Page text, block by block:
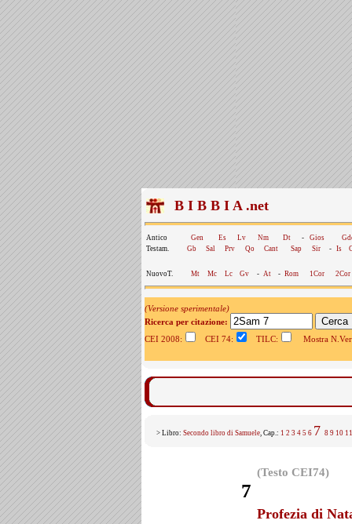
B I B B I A .net
Antico Gen Es Lv Nm Dt - Gios
Testam.
Gb Sal Prv Qo Cant Sap Sir - Is
NuovoT. Mt Mc Lc Gv - At - Rom 1Cor 2Cor
(Versione sperimentale)
Ricerca per citazione:
CEI 2008:
CEI 74: TILC: Mostra
> Libro: Secondo libro di Samuele, Cap.: 1 2 3 4 5 6 7 8 9 10 11
(Testo CEI74)
7
Profezia di